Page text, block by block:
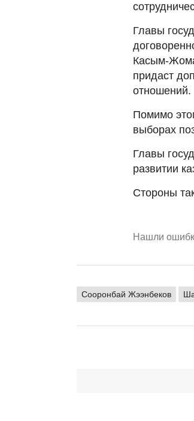
Главы
Касым-
придаст
отношений.
Помимо
выборах
Главы
развитии
Стороны
Нашли
Сооронбай Жээнбеков